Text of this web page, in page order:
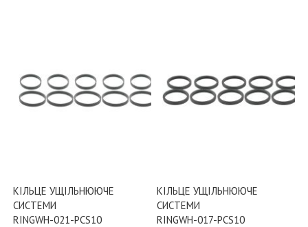
КІЛЬЦЕ УЩІЛЬНЮЮЧЕ
СИСТЕМИ
RINGWH-021-PCS10
КІЛЬЦЕ УЩІЛЬНЮЮЧЕ
СИСТЕМИ
RINGWH-017-PCS10